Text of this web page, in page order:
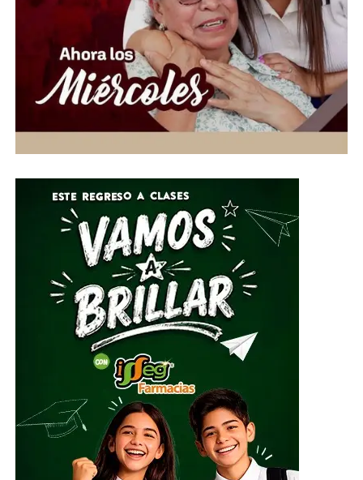
Luna, ¿será que estamos, otra vez, entrando de lleno en
una nueva era del espacio?